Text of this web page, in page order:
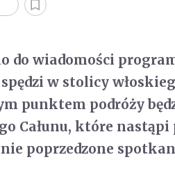
do wiadomości
w stolicy
punktem podróży
Całunu, które
poprzedzone